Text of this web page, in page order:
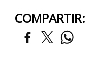
COMPARTIR: